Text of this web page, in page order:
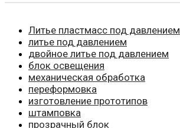
Литье пластмасс под давлением
литье под давлением
двойное литье под давлением
блок освещения
механическая обработка
переформовка
изготовление прототипов
штамповка
прозрачный блок